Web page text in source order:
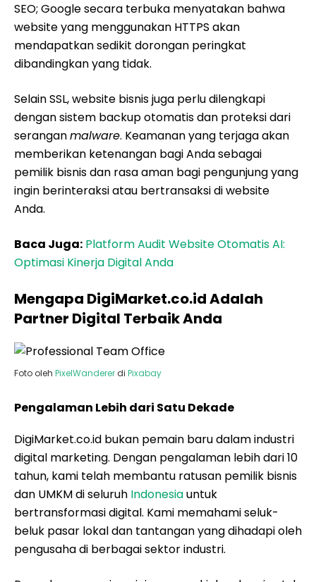
SEO; Google secara terbuka menyatakan bahwa
website yang menggunakan HTTPS akan
mendapatkan sedikit dorongan peringkat
dibandingkan yang tidak.
Selain SSL, website bisnis juga perlu dilengkapi
dengan sistem backup otomatis dan proteksi dari
seranganmalware. Keamanan yang terjaga akan
memberikan ketenangan bagi Anda sebagai
pemilik bisnis dan rasa aman bagi pengunjung yang
ingin berinteraksi atau bertransaksi di website
Anda.
Baca Juga: Platform Audit Website Otomatis AI:
Optimasi Kinerja Digital Anda
Mengapa DigiMarket.co.id Adalah
Partner Digital Terbaik Anda
Foto oleh PixelWanderer di Pixabay
Pengalaman Lebih dari Satu Dekade
DigiMarket.co.id bukan pemain baru dalam industri
digital marketing. Dengan pengalaman lebih dari 10
tahun, kami telah membantu ratusan pemilik bisnis
dan UMKM di seluruh Indonesiauntuk
bertransformasi digital. Kami memahami seluk-
beluk pasar lokal dan tantangan yang dihadapi oleh
pengusaha di berbagai sektor industri.